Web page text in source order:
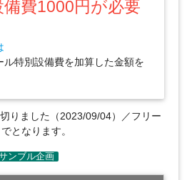
費1000円が必要
特別設備費を加算した金額を
りました（2023/09/04）／フリー
となります。